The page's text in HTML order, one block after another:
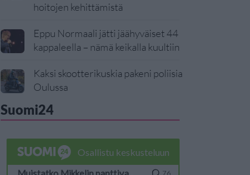
hoitojen kehittämistä
Eppu Normaali jätti jäähyväiset 44
kappaleella – nämä keikalla kuultiin
Kaksi skootterikuskia pakeni poliisia
Oulussa
Suomi24